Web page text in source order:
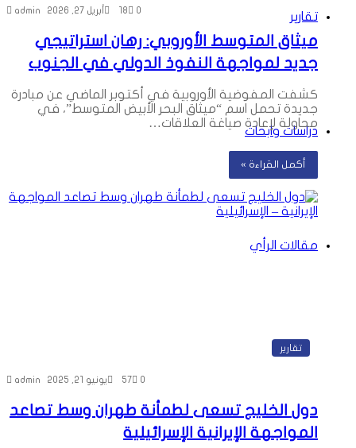
تقارير
دراسات وابحاث
مقالات الرأي
admin أبريل 27, 2026 18
ميثاق المتوسط الأوروبي: رهان استراتيجي
جديد لمواجهة النفوذ الدولي في الجنوب
كشفت المفوضية الأوروبية في أكتوبر الماضي عن مبادرة
جديدة تحمل اسم “ميثاق البحر الأبيض المتوسط”، في
محاولة لإعادة صياغة العلاقات…
أكمل القراءة »
تقارير
admin يونيو 21, 2025 57
دول الخليج تسعى لطمأنة طهران وسط تصاعد
المواجهة الإيرانية الإسرائيلية